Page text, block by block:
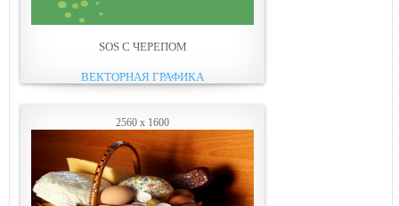
SOS С ЧЕРЕПОМ
ВЕКТОРНАЯ ГРАФИКА
2560 x 1600